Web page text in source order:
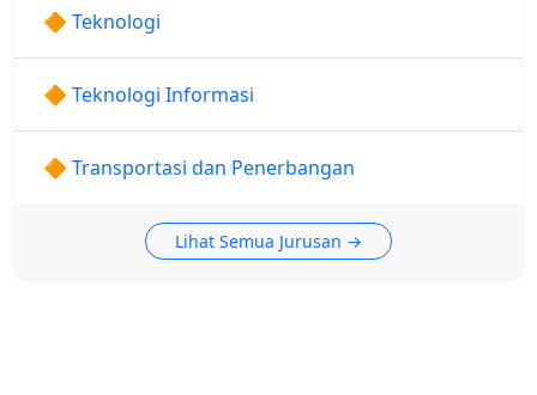
🔶 Teknologi
🔶 Teknologi Informasi
🔶 Transportasi dan Penerbangan
Lihat Semua Jurusan →